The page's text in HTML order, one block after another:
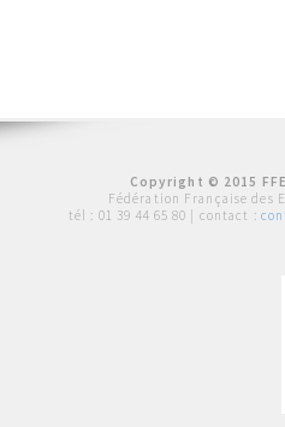
Copyright © 2015
Fédération Française des
tél : 01 39 44 65 80 | contact :